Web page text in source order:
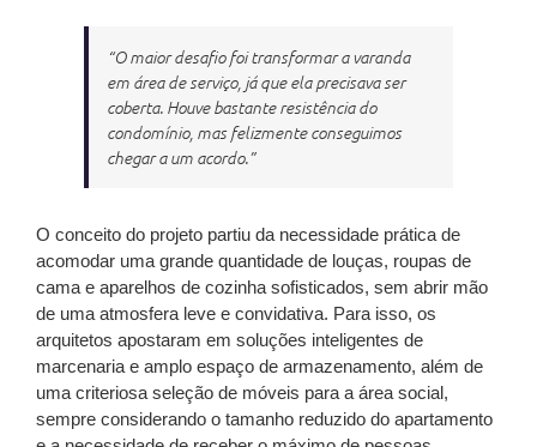
“O maior desafio foi transformar a varanda
em área de serviço, já que ela precisava ser
coberta. Houve bastante resistência do
condomínio, mas felizmente conseguimos
chegar a um acordo.”
O conceito do projeto partiu da necessidade prática de
acomodar uma grande quantidade de louças, roupas de
cama e aparelhos de cozinha sofisticados, sem abrir mão
de uma atmosfera leve e convidativa. Para isso, os
arquitetos apostaram em soluções inteligentes de
marcenaria e amplo espaço de armazenamento, além de
uma criteriosa seleção de móveis para a área social,
sempre considerando o tamanho reduzido do apartamento